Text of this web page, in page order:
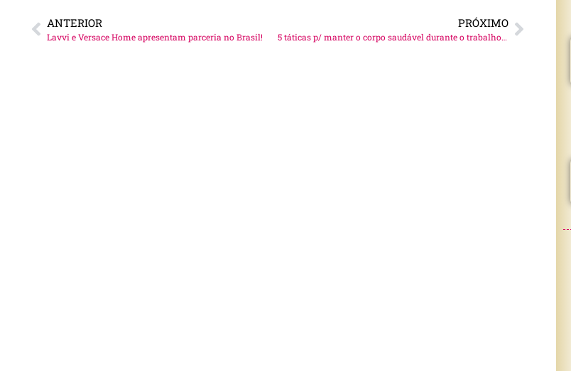
ANTERIOR
Lavvi e Versace Home apresentam parceria no Brasil!
PRÓXIMO
5 táticas p/ manter o corpo saudável durante o trabalho remoto!